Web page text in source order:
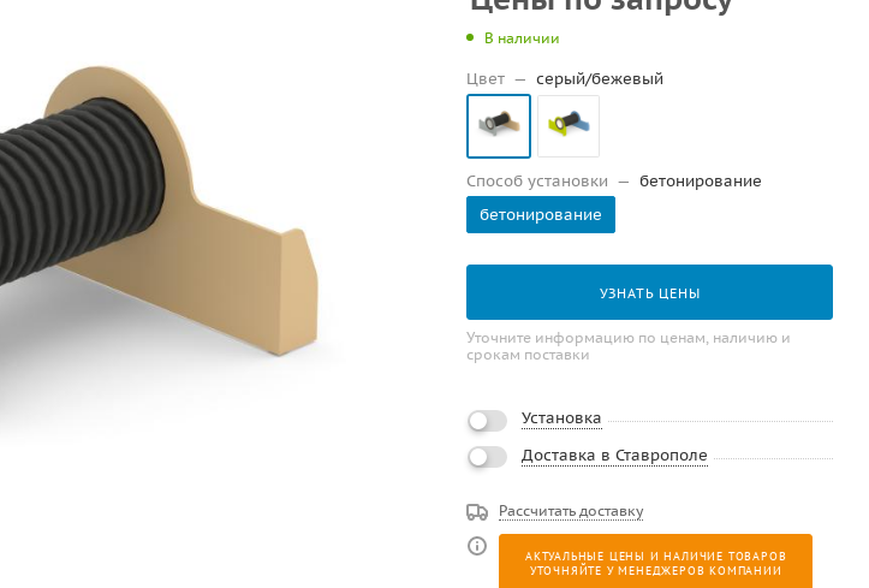
В наличии
Цвет — серый/бежевый
Способ установки — бетонирование
бетонирование
УЗНАТЬ ЦЕНЫ
Уточните информацию по ценам, наличию и
срокам поставки
Установка
Доставка в Ставрополе
Рассчитать доставку
АКТУАЛЬНЫЕ ЦЕНЫ И НАЛИЧИЕ ТОВАРОВ
УТОЧНЯЙТЕ У МЕНЕДЖЕРОВ КОМПАНИИ